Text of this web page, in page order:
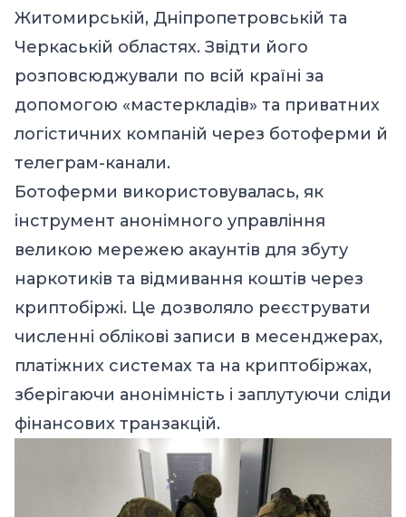
Житомирській, Дніпропетровській та
Черкаській областях. Звідти його
розповсюджували по всій країні за
допомогою «мастеркладів» та приватних
логістичних компаній через ботоферми й
телеграм-канали.
Ботоферми використовувалась, як
інструмент анонімного управління
великою мережею акаунтів для збуту
наркотиків та відмивання коштів через
криптобіржі. Це дозволяло реєструвати
численні облікові записи в месенджерах,
платіжних системах та на криптобіржах,
зберігаючи анонімність і заплутуючи сліди
фінансових транзакцій.